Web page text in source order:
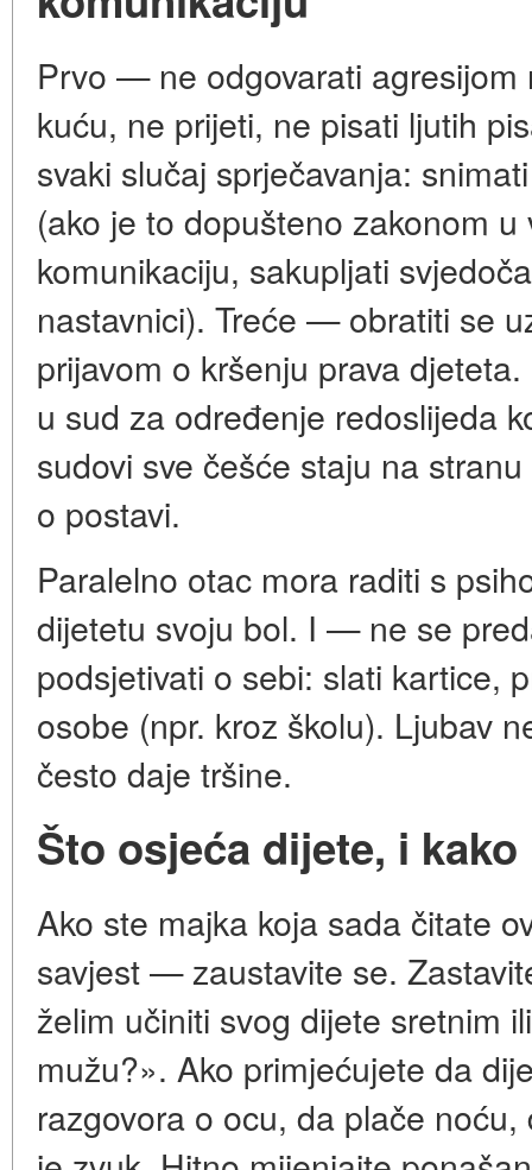
Prvo — ne odgovarati agresijom
kuću, ne prijeti, ne pisati ljutih
svaki slučaj sprječavanja:
(ako je to dopušteno zakonom
komunikaciju, sakupljati
nastavnici). Treće — obratiti se
prijavom o kršenju prava
u sud za određenje redoslijeda
sudovi sve češće staju na
o postavi.
Paralelno otac mora raditi s
dijetetu svoju bol. I — ne se
podsjetivati o sebi: slati kartice,
osobe (npr. kroz školu). Ljubav
često daje tršine.
Što osjeća dijete, i
Ako ste majka koja sada čitate
savjest — zaustavite se.
želim učiniti svog dijete sretnim
mužu?». Ako primjećujete da
razgovora o ocu, da plače